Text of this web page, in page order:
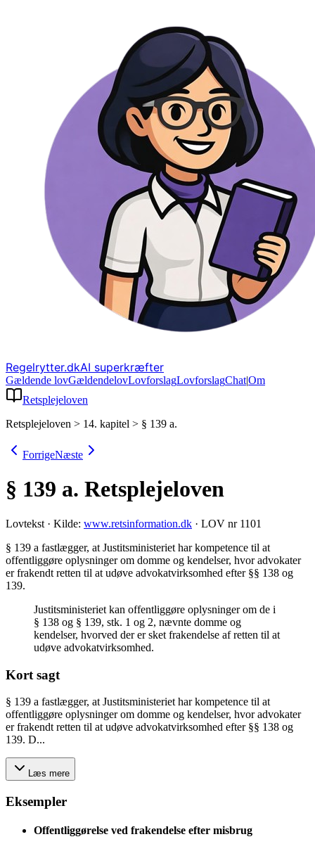
Regelrytter.dkAI superkræfter
Gældende lovGældendelovLovforslagLovforslagChat|Om
Retsplejeloven
Retsplejeloven > 14. kapitel > § 139 a.
ForrigeNæste
§ 139 a. Retsplejeloven
Lovtekst · Kilde: www.retsinformation.dk · LOV nr 1101
§ 139 a fastlægger, at Justitsministeriet har kompetence til at
offentliggøre oplysninger om domme og kendelser, hvor advokater
er frakendt retten til at udøve advokatvirksomhed efter §§ 138 og
139.
Justitsministeriet kan offentliggøre oplysninger om de i
§ 138 og § 139, stk. 1 og 2, nævnte domme og
kendelser, hvorved der er sket frakendelse af retten til at
udøve advokatvirksomhed.
Kort sagt
§ 139 a fastlægger, at Justitsministeriet har kompetence til at
offentliggøre oplysninger om domme og kendelser, hvor advokater
er frakendt retten til at udøve advokatvirksomhed efter §§ 138 og
139. D...
Læs mere
Eksempler
Offentliggørelse ved frakendelse efter misbrug